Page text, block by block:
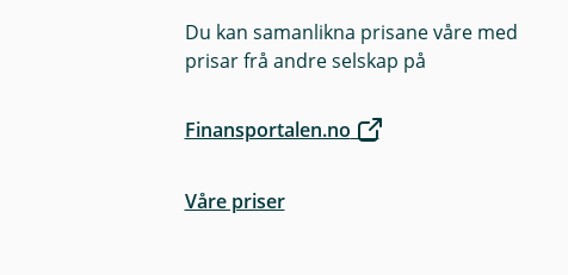
Du kan samanlikna prisane våre med
prisar frå andre selskap på
Finansportalen.no
Våre priser